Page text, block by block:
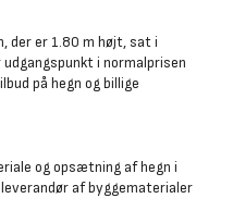
der er 1.80 m højt, sat i
i normalprisen
på hegn og billige
og opsætning af hegn i
af byggematerialer